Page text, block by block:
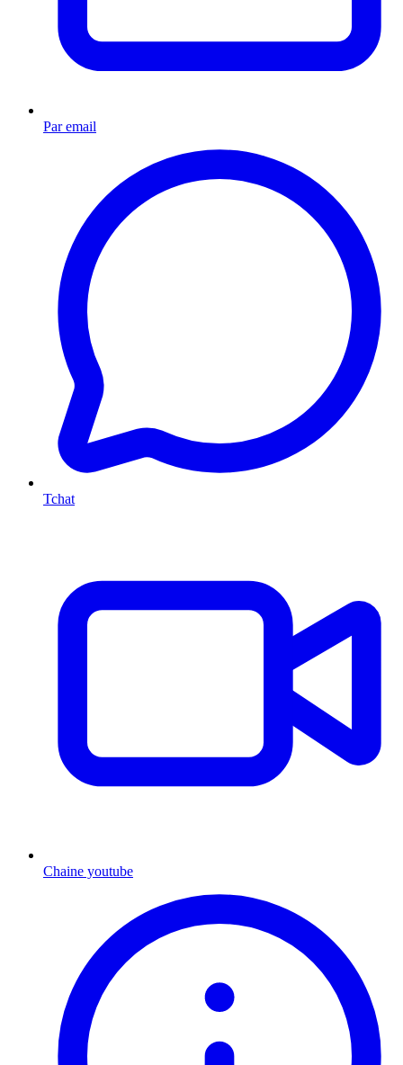
Par email
Tchat
Chaine youtube